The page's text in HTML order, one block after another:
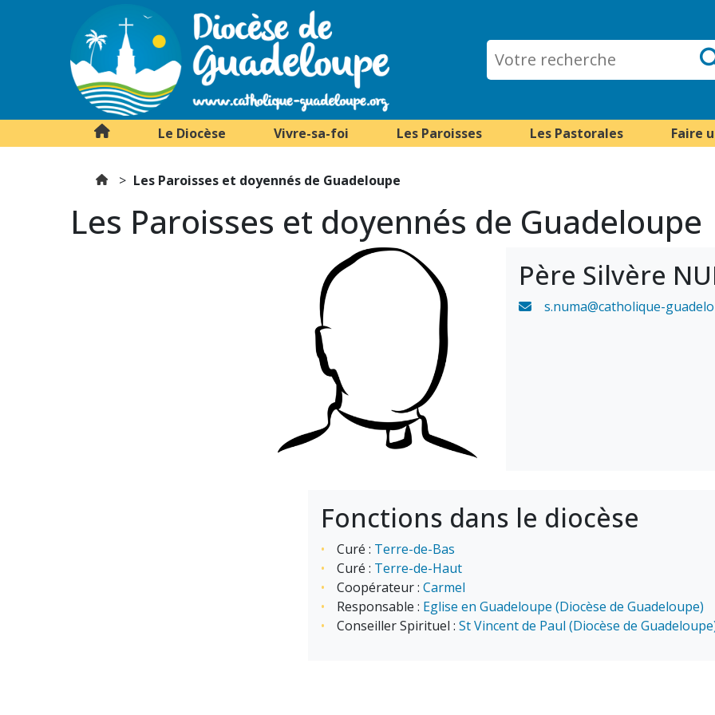
Le Diocèse Vivre-sa-foi Les Paroisses Les Pastorales Faire
Les Paroisses et doyennés de Guadeloupe
Les Paroisses et doyennés de Guadeloupe
Père Silvère
s.numa@catholique-
Fonctions dans le diocèse
Curé : Terre-de-Bas
Curé : Terre-de-Haut
Coopérateur : Carmel
Responsable : Eglise en Guadeloupe (Diocèse de Guadeloupe)
Conseiller Spirituel : St Vincent de Paul (Diocèse de